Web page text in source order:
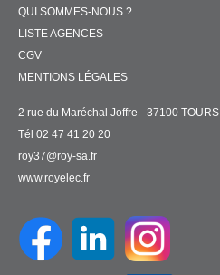
QUI SOMMES-NOUS ?
LISTE AGENCES
CGV
MENTIONS LÉGALES
2 rue du Maréchal Joffre - 37100 TOURS
Tél 02 47 41 20 20
roy37@roy-sa.fr
www.royelec.fr